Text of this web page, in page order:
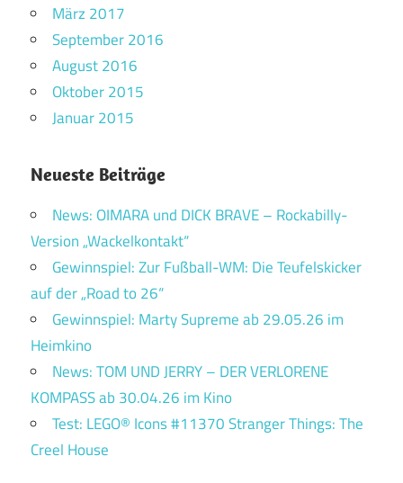
März 2017
September 2016
August 2016
Oktober 2015
Januar 2015
Neueste Beiträge
News: OIMARA und DICK BRAVE – Rockabilly-
Version „Wackelkontakt“
Gewinnspiel: Zur Fußball-WM: Die Teufelskicker
auf der „Road to 26“
Gewinnspiel: Marty Supreme ab 29.05.26 im
Heimkino
News: TOM UND JERRY – DER VERLORENE
KOMPASS ab 30.04.26 im Kino
Test: LEGO® Icons #11370 Stranger Things: The
Creel House